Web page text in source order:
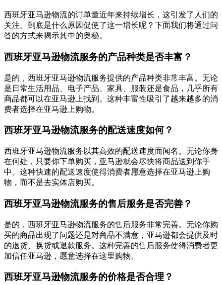
西班牙亚马逊物流的订单量近年来持续增长，这引发了人们的
关注。到底是什么原因促使了这一增长呢？下面我们将通过问
答的方式来揭示其中的奥秘。
西班牙亚马逊物流服务的产品种类是否丰富？
是的，西班牙亚马逊物流服务提供的产品种类非常丰富。无论
是日常生活用品、电子产品、家具、服装还是食品，几乎所有
商品都可以在亚马逊上找到。这种丰富性吸引了越来越多的消
费者选择在亚马逊上购物。
西班牙亚马逊物流服务的配送速度如何？
西班牙亚马逊物流服务以其高效的配送速度而闻名。无论你身
在何处，只要你下单购买，亚马逊就会尽快将商品送到你手
中。这种快速的配送速度使得消费者愿意选择在亚马逊上购
物，而不是去实体店购买。
西班牙亚马逊物流服务的售后服务是否完善？
是的，西班牙亚马逊物流服务的售后服务非常完善。无论你购
买的商品出现了问题还是对商品不满意，亚马逊都会提供及时
的退货、换货或退款服务。这种完善的售后服务使得消费者更
加信任亚马逊，愿意选择在这里购物。
西班牙亚马逊物流服务的价格是否合理？